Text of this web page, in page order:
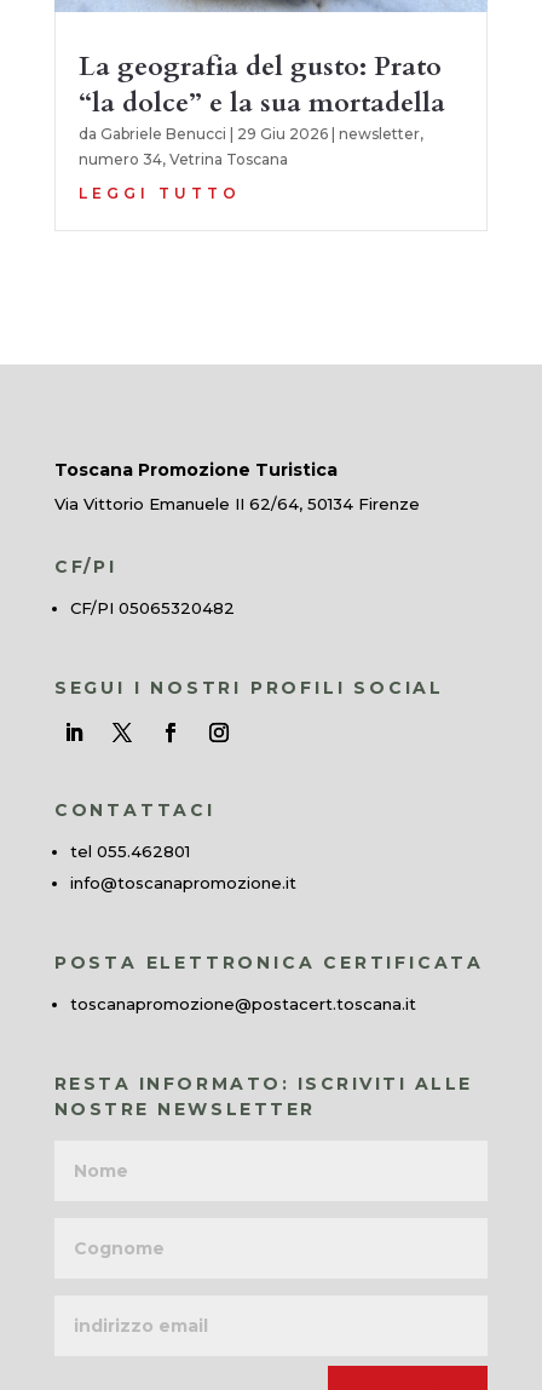
La geografia del gusto: Prato
“la dolce” e la sua mortadella
da Gabriele Benucci 29 Giu 2026| newsletter,
numero 34, Vetrina Toscana
LEGGI TUTTO
Toscana Promozione Turistica
Via Vittorio Emanuele II 62/64, 50134 Firenze
CF/PI
CF/PI 05065320482
SEGUI I NOSTRI PROFILI SOCIAL
CONTATTACI
tel 055.462801
info@toscanapromozione.it
POSTA ELETTRONICA CERTIFICATA
toscanapromozione@postacert.toscana.it
RESTA INFORMATO: ISCRIVITI ALLE
NOSTRE NEWSLETTER
email